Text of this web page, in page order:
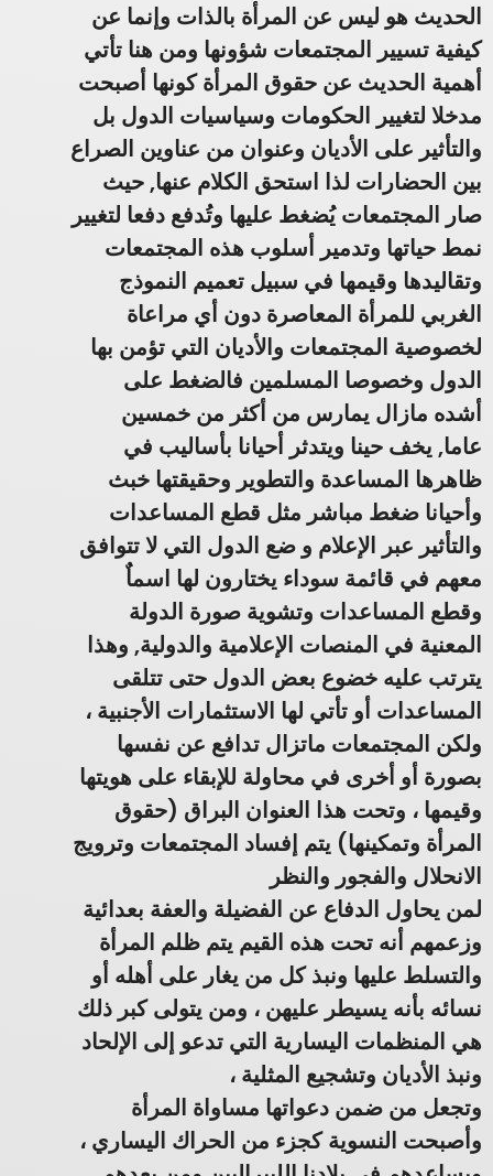
الحديث هو ليس عن المرأة بالذات وإنما عن
كيفية تسيير المجتمعات شؤونها ومن هنا تأتي
أهمية الحديث عن حقوق المرأة كونها أصبحت
مدخلا لتغيير الحكومات وسياسيات الدول بل
والتأثير على الأديان وعنوان من عناوين الصراع
بين الحضارات لذا استحق الكلام عنها, حيث
صار المجتمعات يُضغط عليها وتُدفع دفعا لتغيير
نمط حياتها وتدمير أسلوب هذه المجتمعات
وتقاليدها وقيمها في سبيل تعميم النموذج
الغربي للمرأة المعاصرة دون أي مراعاة
لخصوصية المجتمعات والأديان التي تؤمن بها
الدول وخصوصا المسلمين فالضغط على
أشده مازال يمارس من أكثر من خمسين
عاما, يخف حينا ويتدثر أحيانا بأساليب في
ظاهرها المساعدة والتطوير وحقيقتها خبث
وأحيانا ضغط مباشر مثل قطع المساعدات
والتأثير عبر الإعلام و ضع الدول التي لا تتوافق
معهم في قائمة سوداء يختارون لها اسماٌ
وقطع المساعدات وتشوية صورة الدولة
المعنية في المنصات الإعلامية والدولية, وهذا
يترتب عليه خضوع بعض الدول حتى تتلقى
المساعدات أو تأتي لها الاستثمارات الأجنبية ،
ولكن المجتمعات ماتزال تدافع عن نفسها
بصورة أو أخرى في محاولة للإبقاء على هويتها
وقيمها ، وتحت هذا العنوان البراق (حقوق
المرأة وتمكينها) يتم إفساد المجتمعات وترويج
الانحلال والفجور والنظر
لمن يحاول الدفاع عن الفضيلة والعفة بعدائية
وزعمهم أنه تحت هذه القيم يتم ظلم المرأة
والتسلط عليها ونبذ كل من يغار على أهله أو
نسائه بأنه يسيطر عليهن ، ومن يتولى كبر ذلك
هي المنظمات اليسارية التي تدعو إلى الإلحاد
ونبذ الأديان وتشجيع المثلية ،
وتجعل من ضمن دعواتها مساواة المرأة
وأصبحت النسوية كجزء من الحراك اليساري ،